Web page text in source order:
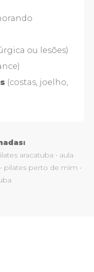
ou lesões)
(costas, joelho,
aracatuba • aula
pilates perto de mim •